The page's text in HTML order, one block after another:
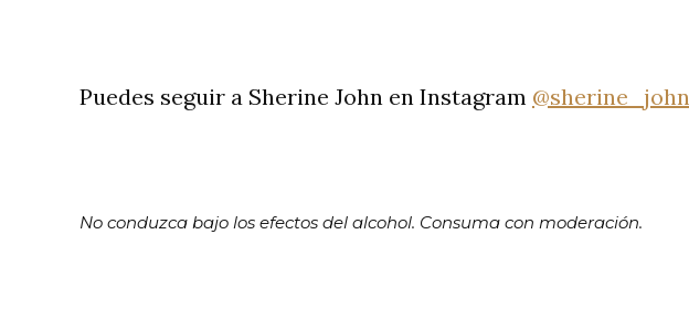
Puedes seguir a Sherine John en Instagram @sherine_john
No conduzca bajo los efectos del alcohol. Consuma con moderación.